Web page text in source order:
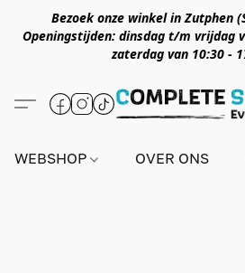
Bezoek onze winkel in Zutphen
Openingstijden: dinsdag t/m vrijdag
zaterdag van 10:30 -
WEBSHOP OVER ONS